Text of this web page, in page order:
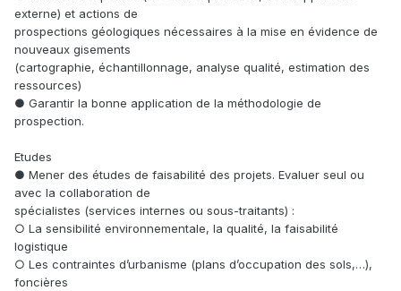
externe) et actions de
prospections géologiques nécessaires à la mise en évidence de
nouveaux gisements
(cartographie, échantillonnage, analyse qualité, estimation des
ressources)
● Garantir la bonne application de la méthodologie de
prospection.
Etudes
● Mener des études de faisabilité des projets. Evaluer seul ou
avec la collaboration de
spécialistes (services internes ou sous-traitants) :
○ La sensibilité environnementale, la qualité, la faisabilité
logistique
○ Les contraintes d’urbanisme (plans d’occupation des sols,…),
foncières